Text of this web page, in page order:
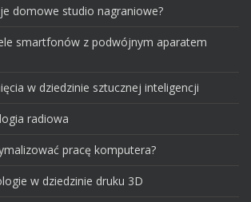
domowe studio nagraniowe?
smartfonów z podwójnym aparatem
w dziedzinie sztucznej inteligencji
radiowa
pracę komputera?
w dziedzinie druku 3D